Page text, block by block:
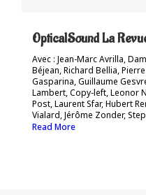
OpticalSound La
Avec : Jean-Marc Avrilla,
Béjean, Richard Bellia,
Gasparina, Guillaume
Lambert, Copy-left, Leonor
Post, Laurent Sfar, Hubert
Vialard, Jérôme Zonder,
Read More